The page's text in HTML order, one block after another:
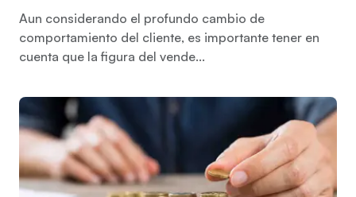
Aun considerando el profundo cambio de
comportamiento del cliente, es importante tener en
cuenta que la figura del vende...